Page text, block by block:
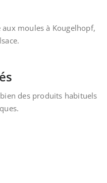
aux moules à Kougelhopf,
des produits habituels